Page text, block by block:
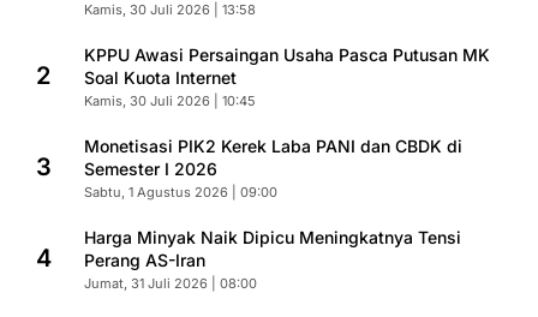
Kamis, 30 Juli 2026 | 13:58
2
KPPU Awasi Persaingan Usaha Pasca Putusan MK
Soal Kuota Internet
Kamis, 30 Juli 2026 | 10:45
3
Monetisasi PIK2 Kerek Laba PANI dan CBDK di
Semester I 2026
Sabtu, 1 Agustus 2026 | 09:00
4
Harga Minyak Naik Dipicu Meningkatnya Tensi
Perang AS-Iran
Jumat, 31 Juli 2026 | 08:00